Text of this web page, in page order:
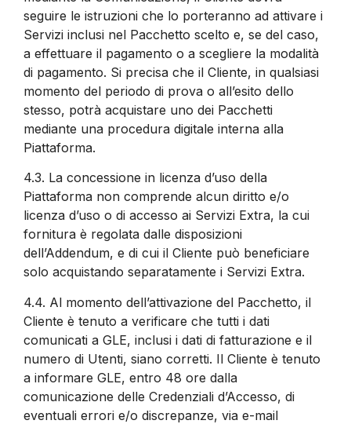
seguire le istruzioni che lo porteranno ad attivare i
Servizi inclusi nel Pacchetto scelto e, se del caso,
a effettuare il pagamento o a scegliere la modalità
di pagamento. Si precisa che il Cliente, in qualsiasi
momento del periodo di prova o all’esito dello
stesso, potrà acquistare uno dei Pacchetti
mediante una procedura digitale interna alla
Piattaforma.
4.3. La concessione in licenza d’uso della
Piattaforma non comprende alcun diritto e/o
licenza d’uso o di accesso ai Servizi Extra, la cui
fornitura è regolata dalle disposizioni
dell’Addendum, e di cui il Cliente può beneficiare
solo acquistando separatamente i Servizi Extra.
4.4. Al momento dell’attivazione del Pacchetto, il
Cliente è tenuto a verificare che tutti i dati
comunicati a GLE, inclusi i dati di fatturazione e il
numero di Utenti, siano corretti. Il Cliente è tenuto
a informare GLE, entro 48 ore dalla
comunicazione delle Credenziali d’Accesso, di
eventuali errori e/o discrepanze, via e-mail